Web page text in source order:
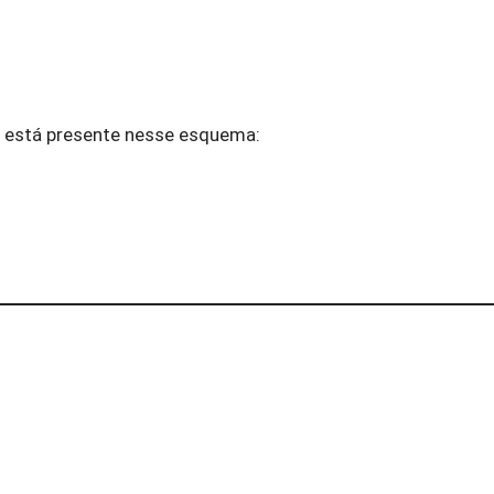
presente nesse esquema: